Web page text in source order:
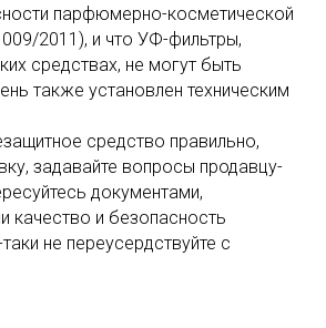
парфюмерно-косметической
009/2011), и что УФ-фильтры,
средствах, не могут быть
также установлен техническим
средство правильно,
задавайте вопросы продавцу-
документами,
и безопасность
не переусердствуйте с